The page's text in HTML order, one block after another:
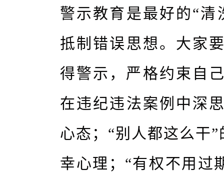
警示教育是最好的“
抵制错误思想。大家
得警示，严格约束自
在违纪违法案例中深
心态；“别人都这么干
幸心理；“有权不用过